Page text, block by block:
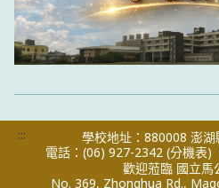
:::
學校地址：880008 澎
電話：(06) 927-2342 (分機表)
歡迎蒞臨 國立馬
No. 369, Zhonghua Rd.,